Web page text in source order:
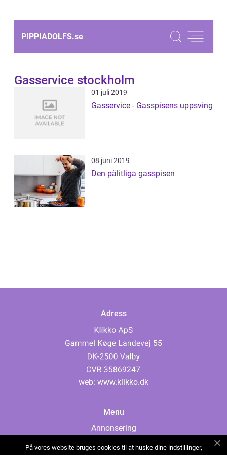
PIPPIADOLFS.se
Gasservice stockholm
01 juli 2019
Gasservice - Gasspisens uppsving
08 juni 2019
Den pålitliga gasspisen
Adress
web: www.klikko.dk
Menu
Annonsering
På vores website bruges cookies til at huske dine indstillinger,